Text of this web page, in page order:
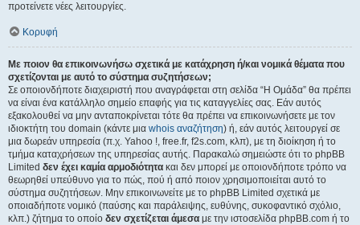
προτείνετε νέες λειτουργίες.
Κορυφή
Με ποιον θα επικοινωνήσω σχετικά με κατάχρηση ή/και νομικά θέματα που
σχετίζονται με αυτό το σύστημα συζητήσεων;
Σε οποιονδήποτε διαχειριστή που αναγράφεται στη σελίδα “Η Ομάδα” θα πρέπει
να είναι ένα κατάλληλο σημείο επαφής για τις καταγγελίες σας. Εάν αυτός
εξακολουθεί να μην ανταποκρίνεται τότε θα πρέπει να επικοινωνήσετε με τον
ιδιοκτήτη του domain (κάντε μια whois αναζήτηση) ή, εάν αυτός λειτουργεί σε
μια δωρεάν υπηρεσία (π.χ. Yahoo !, free.fr, f2s.com, κλπ), με τη διοίκηση ή το
τμήμα καταχρήσεων της υπηρεσίας αυτής. Παρακαλώ σημειώστε ότι το phpBB
Limited δεν έχει καμία αρμοδιότητα και δεν μπορεί με οποιονδήποτε τρόπο να
θεωρηθεί υπεύθυνο για το πώς, πού ή από ποιον χρησιμοποιείται αυτό το
σύστημα συζητήσεων. Μην επικοινωνείτε με το phpBB Limited σχετικά με
οποιαδήποτε νομικό (παύσης και παράλειψης, ευθύνης, συκοφαντικό σχόλιο,
κλπ.) ζήτημα το οποίο δεν σχετίζεται άμεσα με την ιστοσελίδα phpBB.com ή το